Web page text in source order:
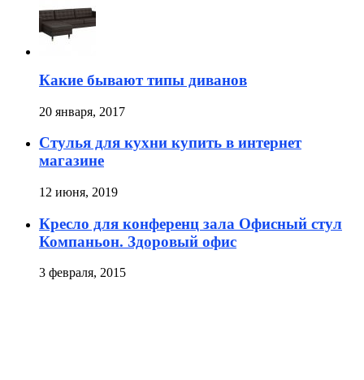
Какие бывают типы диванов
20 января, 2017
Стулья для кухни купить в интернет
магазине
12 июня, 2019
Кресло для конференц зала Офисный стул
Компаньон. Здоровый офис
3 февраля, 2015